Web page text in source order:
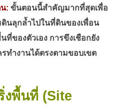
: ขั้นตอนนี้สำคัญมากที่สุดเพื่อ
นลุกล้ำไปในที่ดินของเพื่อน
ที่ของตัวเอง การขึงเชือกยัง
ทำงานได้ตรงตามขอบเขต
งพื้นที่ (Site